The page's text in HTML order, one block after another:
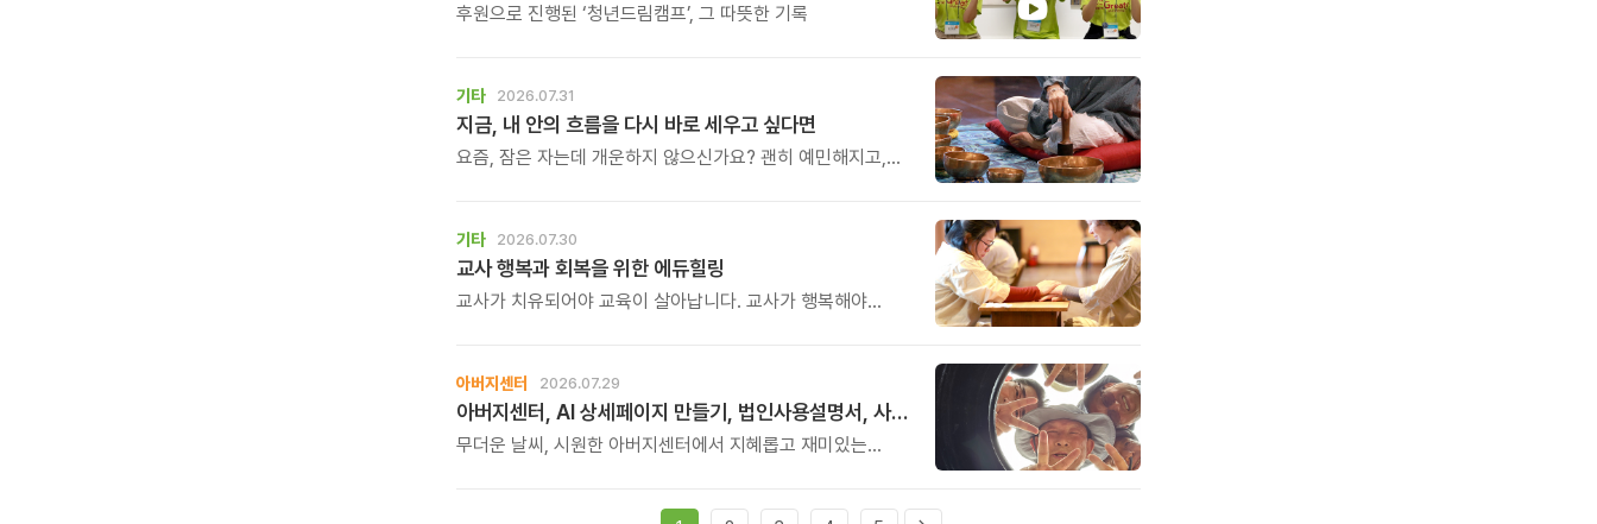
후원으로 진행된 ‘청년드림캠프’, 그 따뜻한 기록
기타 2026.07.31
지금, 내 안의 흐름을 다시 바로 세우고 싶다면
요즘, 잠은 자는데 개운하지 않으신가요? 괜히 예민해지고,
흐트러졌기 때문입니다.
기타 2026.07.30
교사 행복과 회복을 위한 에듀힐링
교사가 치유되어야 교육이 살아납니다. 교사가 행복해야
시간입니다. 누군가를 가르치기 위해 애써온 시간만큼, 이제는
자신을 위한 쉼과 치유의 시간을 선물해 보시기 바랍니다.
아버지센터 2026.07.29
아버지센터, AI 상세페이지 만들기, 법인사용설명서, 사진 일일특강, 숏츠 만들기 등 8월 프로그램 신청하세요
무더운 날씨, 시원한 아버지센터에서 지혜롭고 재미있는